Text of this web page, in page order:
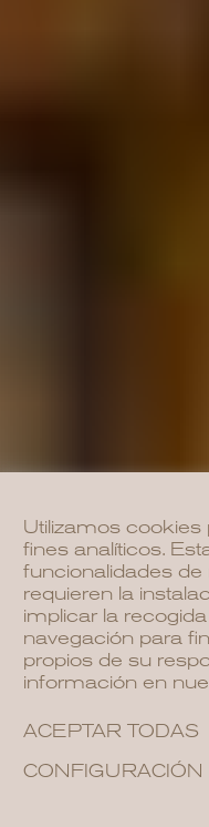
Utilizamos cookies
fines analíticos.
funcionalidades
requieren la
implicar la
navegación para
propios de su
información en
CONFIGURACIÓN
ACEPTAR TODAS